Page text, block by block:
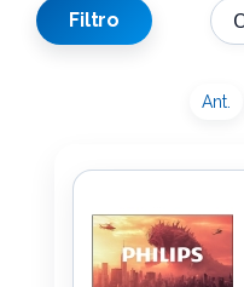
Filtro
Ant.